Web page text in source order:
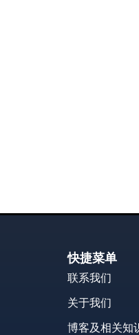
快捷菜单
联系我们
关于我们
博客及相关知